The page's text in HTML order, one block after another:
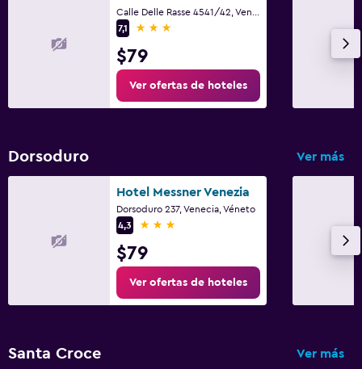
7,1
3 estrellas
$79
Ver ofertas de hoteles
Dorsoduro Ver más
Hotel Messner Venezia
Dorsoduro 237, Venecia, Véneto
4,3
3 estrellas
$79
Ver ofertas de hoteles
Santa Croce Ver más